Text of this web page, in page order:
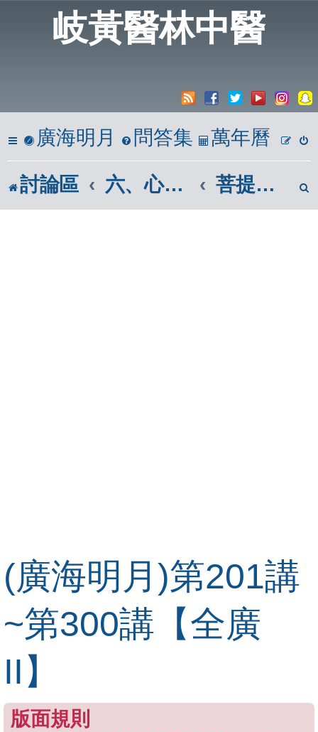
岐黃醫林中醫
廣海明月 問答集 萬年曆
討論區 六、心靈饗宴 菩提道次第廣論|南山律在家備覽
(廣海明月)第201講
~第300講【全廣
II】
版面規則